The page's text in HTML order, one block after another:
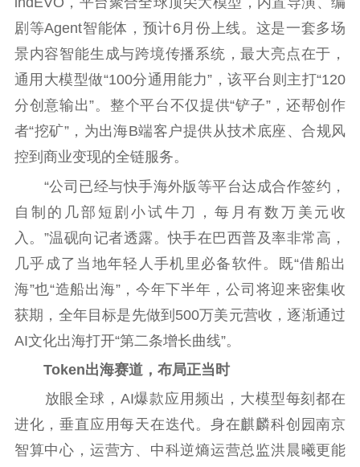
剧等Agent智能体，预计6月份上线。这是一套多场
景内容智能生成与跨境传播系统，最大亮点在于，
通用大模型做“100分通用能力”，该平台则主打“120
分创意输出”。整个平台不仅提供“铲子”，还帮创作
者“挖矿”，为出海B端客户提供从技术底座、合规风
控到商业变现的全链服务。
“公司已经与快手海外版等平台达成合作签约，
自制的几部短剧小试牛刀，每月有数万美元收
入。”温砚向记者透露。快手在巴西普及率非常高，
几乎成了当地年轻人手机里必备软件。既“借船出
海”也“造船出海”，今年下半年，公司将迎来密集收
获期，全年目标是先做到500万美元营收，逐渐通过
AI文化出海打开“第二条增长曲线”。
Token出海赛道，布局正当时
放眼全球，AI爆款应用频出，大模型每刻都在
进化，垂直应用每天在迭代。身在麒麟科创园南京
智算中心，运营方、中科逆熵运营总监洪晨曦更能